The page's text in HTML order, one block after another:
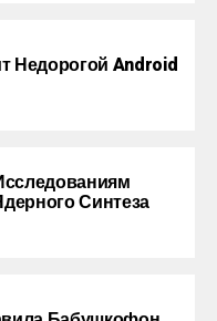
Недорогой Android
Синтеза